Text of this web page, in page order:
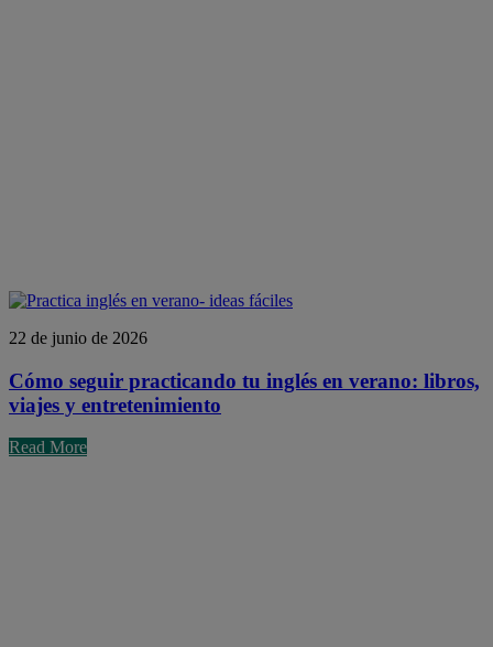
22 de junio de 2026
Cómo seguir practicando tu inglés en verano: libros,
viajes y entretenimiento
Read More